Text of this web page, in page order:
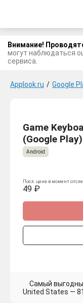
Внимание!
могут наблюдаться
сервиса.
Applook.ru / Google
Game
(Google Play)
Android
Посл. цена в момент
49 ₽
Самый
United States —